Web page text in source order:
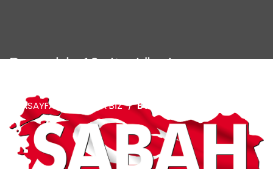
Başarı için 10 altın küpe!
ANASAYFA BASINDA BİZ Başarı Için 10 Altın Küpe!